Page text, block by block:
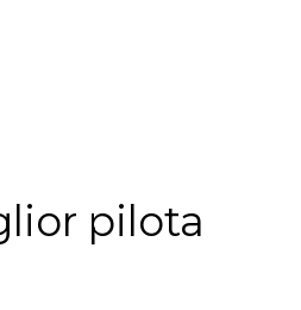
pilota